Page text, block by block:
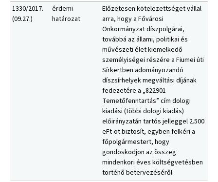
1330/2017.
(09.27.)
érdemi
határozat
Előzetesen kötelezettséget vállal
arra, hogy a Fővárosi
Önkormányzat díszpolgárai,
továbbá az állami, politikai és
művészeti élet kiemelkedő
személyiségei részére a Fiumei úti
Sírkertben adományozandó
díszsírhelyek megváltási díjának
fedezetére a „822901
Temetőfenntartás” cím dologi
kiadási (többi dologi kiadás)
előirányzatán tartós jelleggel 2.500
eFt-ot biztosít, egyben felkéri a
főpolgármestert, hogy
gondoskodjon az összeg
mindenkori éves költségvetésben
történő betervezéséről.